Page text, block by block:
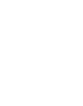
любая
сайта -
юр. адрес
17 корп.2 лит.А
владельца